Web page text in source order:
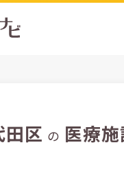
区 の 医療